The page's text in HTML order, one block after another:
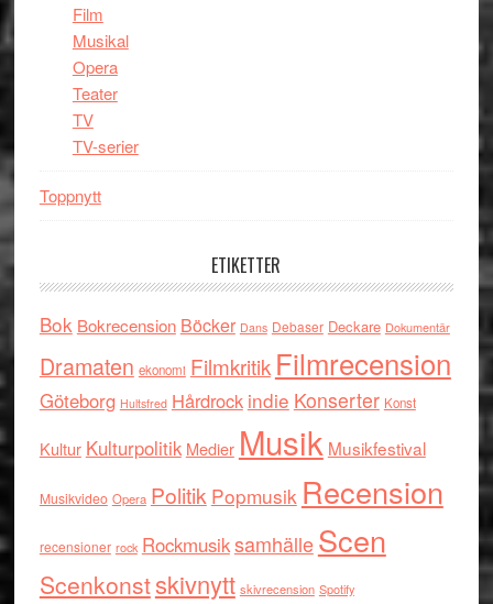
Film
Musikal
Opera
Teater
TV
TV-serier
Toppnytt
ETIKETTER
Bok Bokrecension Böcker Dans Debaser Deckare Dokumentär
Dramaten ekonomi Filmkritik Filmrecension
Göteborg Hultsfred Hårdrock indie Konserter Konst
Kultur Kulturpolitik Medier Musik Musikfestival
Musikvideo Opera Politik Popmusik Recension
recensioner rock RockmusiksamhälleScen
Scenkonstskivnytt skivrecension Spotify